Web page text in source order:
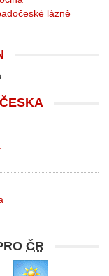
lázně
ČR